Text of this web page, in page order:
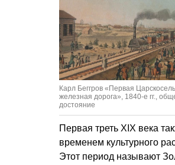
Карл Беггров «Первая
железная дорога», 1840-е гг.,
достояние
Первая треть XIX века
временем культурного
Этот период называют